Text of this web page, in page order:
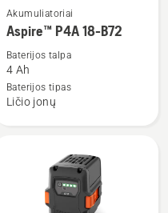
Žiūrėti
daugiau
apie
Aspire™
P4A
Akumuliatoriai
Aspire™ P4A 18-B72
Baterijos talpa
4 Ah
Baterijos tipas
Ličio jonų